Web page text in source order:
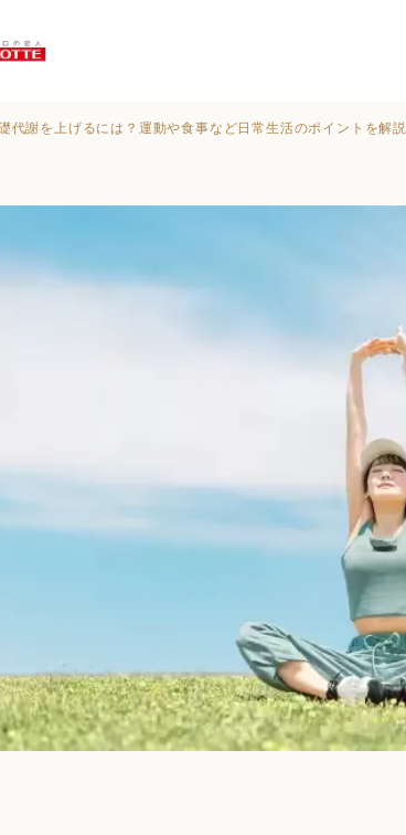
代謝を上げるには？運動や食事など日常生活のポイントを解説